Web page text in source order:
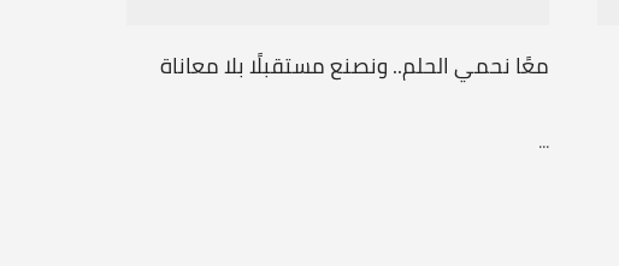
معًا نحمي الحلم.. ونصنع مستقبلًا بلا معاناة
...